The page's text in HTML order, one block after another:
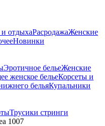
отдыхаРасродажаЖенские
Новинки
Эротичное бельеЖенские
женское бельеКорсеты и
бельяКупальники
Трусики стринги
1007